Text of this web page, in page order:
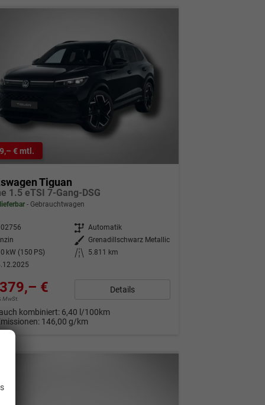
€ mtl.
Tiguan
1.5 eTSI 7-Gang-DSG
Gebrauchtwagen
Getriebe Automatik
Außenfarbe
Grenadillschwarz Metallic
kW (150 PS)
Kilometerstand
5.811 km
€
MwSt.
Details
kombiniert: 6,40 l/100km
146,00 g/km